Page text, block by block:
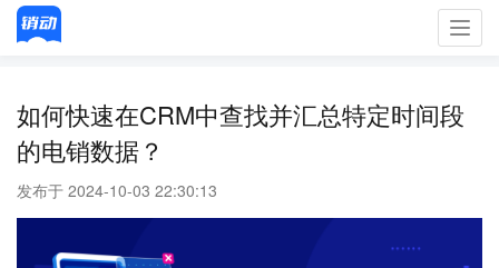
如何快速在CRM中查找并汇总特定时间段
的电销数据？
发布于 2024-10-03 22:30:13